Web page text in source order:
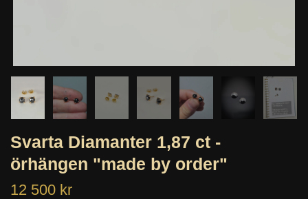
Svarta Diamanter 1,87 ct -
örhängen "made by order"
12 500 kr